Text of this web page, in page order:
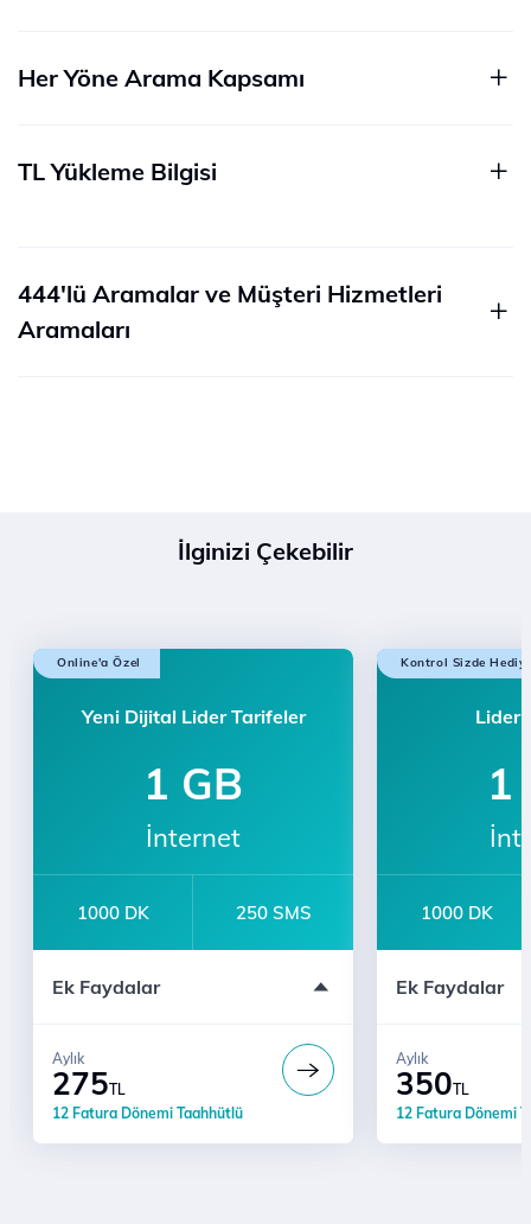
Her Yöne Arama Kapsamı
TL Yükleme Bilgisi
444'lü Aramalar ve Müşteri Hizmetleri
Aramaları
İlginizi Çekebilir
Online'a Özel
Yeni Dijital Lider Tarifeler
1 GB
İnternet
1000 DK 250 SMS
Ek Faydalar
Ücretsiz Dijital Kurye Hizmeti
Kontrol Sizde Hediye
12 Fatura Dönemi Taahhütlü
275TL
Aylık
Kontrol Sizde Hediye
Lider
1
1000 DK
Ek Faydalar
Ücretsiz Dijital
Sınırsız
12 Fatura Dönemi
350TL
Aylık